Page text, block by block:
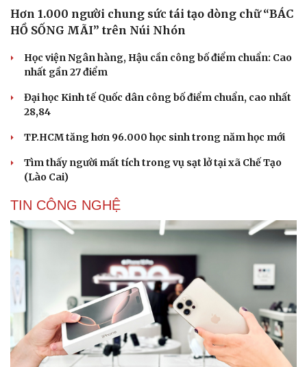
Hơn 1.000 người chung sức tái tạo dòng chữ “BÁC
HỒ SỐNG MÃI” trên Núi Nhón
Học viện Ngân hàng, Hậu cần công bố điểm chuẩn: Cao
nhất gần 27 điểm
Đại học Kinh tế Quốc dân công bố điểm chuẩn, cao nhất
28,84
TP.HCM tăng hơn 96.000 học sinh trong năm học mới
Tìm thấy người mất tích trong vụ sạt lở tại xã Chế Tạo
(Lào Cai)
TIN CÔNG NGHỆ